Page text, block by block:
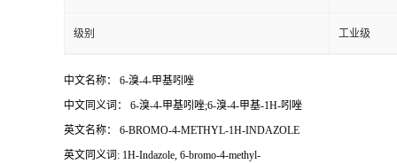
级别 工业级
中文名称： 6-溴-4-甲基吲唑
中文同义词： 6-溴-4-甲基吲唑;6-溴-4-甲基-1H-吲唑
英文名称： 6-BROMO-4-METHYL-1H-INDAZOLE
英文同义词: 1H-Indazole, 6-bromo-4-methyl-